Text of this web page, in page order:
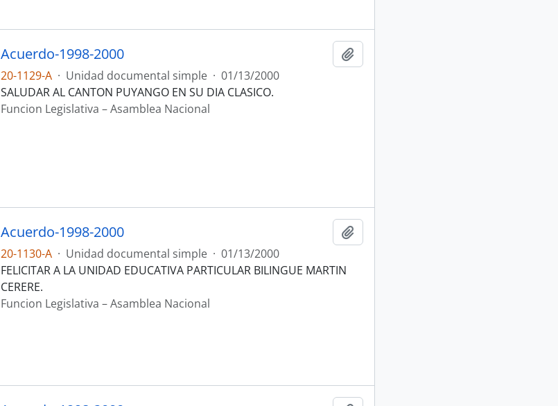
Acuerdo-1998-2000
20-1129-A · Unidad documental simple · 01/13/2000
SALUDAR AL CANTON PUYANGO EN SU DIA CLASICO.
Funcion Legislativa – Asamblea Nacional
Acuerdo-1998-2000
20-1130-A · Unidad documental simple · 01/13/2000
FELICITAR A LA UNIDAD EDUCATIVA PARTICULAR BILINGUE MARTIN
CERERE.
Funcion Legislativa – Asamblea Nacional